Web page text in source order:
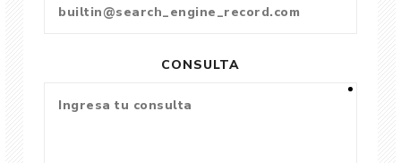
CONSULTA